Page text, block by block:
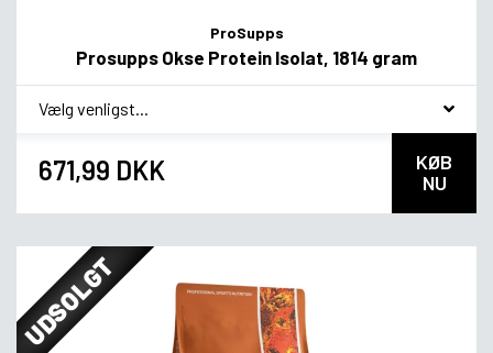
ProSupps
Prosupps Okse Protein Isolat, 1814 gram
* smag
671,99 DKK
KØB
NU
UDSOLGT